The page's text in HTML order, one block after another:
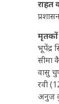
राहत
भूपेंद्र
सीमा
वासु
रवी
अनुज